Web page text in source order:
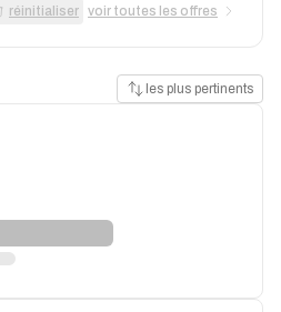
réinitialiser voir toutes les offres
les plus pertinents